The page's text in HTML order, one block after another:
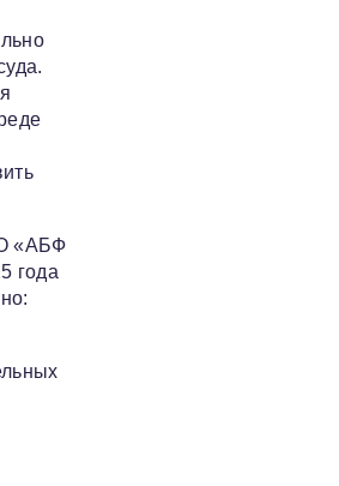
«АБФ
года